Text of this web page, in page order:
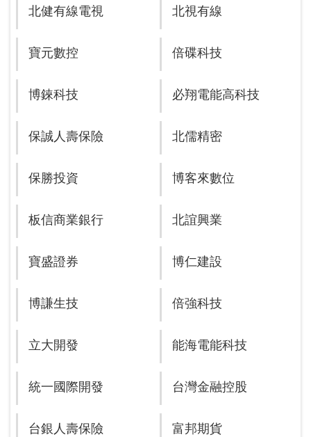
北健有線電視 北視有線
寶元數控 倍碟科技
博錸科技 必翔電能高科技
保誠人壽保險 北儒精密
保勝投資 博客來數位
板信商業銀行 北誼興業
寶盛證券 博仁建設
博謙生技 倍強科技
立大開發 能海電能科技
統一國際開發 台灣金融控股
台銀人壽保險 富邦期貨